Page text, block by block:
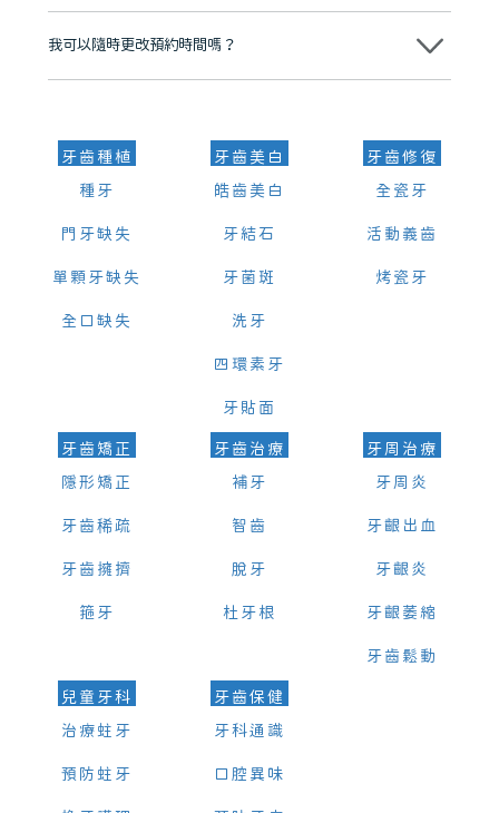
可以。維港口腔會按照當日匯率轉算收取費用，而匯率會及時告知客人
我可以隨時更改預約時間嗎？
可以，請盡早通過wechat或whatsapp聯絡我們，告知我們你原本預約
牙齒種植
種牙
門牙缺失
單顆牙缺失
全口缺失
牙齒美白
皓齒美白
牙結石
牙菌斑
洗牙
四環素牙
牙貼面
牙齒修復
全瓷牙
活動義齒
烤瓷牙
牙齒矯正
隱形矯正
牙齒稀疏
牙齒擁擠
箍牙
牙齒治療
補牙
智齒
脫牙
杜牙根
牙周治療
牙周炎
牙齦出血
牙齦炎
牙齦萎縮
牙齒鬆動
兒童牙科
治療蛀牙
預防蛀牙
牙齒保健
牙科通識
口腔異味